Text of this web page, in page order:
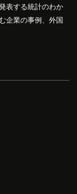
表する統計のわか
企業の事例、外国